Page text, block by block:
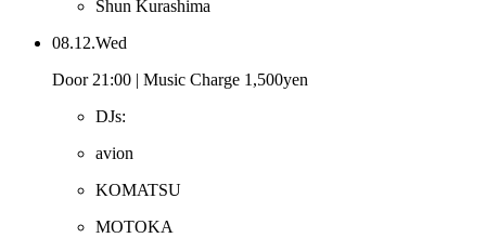
Shun Kurashima
08.12.Wed
Door 21:00 | Music Charge 1,500yen
DJs:
avion
KOMATSU
MOTOKA